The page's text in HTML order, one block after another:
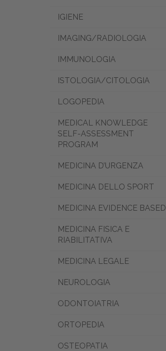
IGIENE
IMAGING/RADIOLOGIA
IMMUNOLOGIA
ISTOLOGIA/CITOLOGIA
LOGOPEDIA
MEDICAL KNOWLEDGE
SELF-ASSESSMENT
PROGRAM
MEDICINA D’URGENZA
MEDICINA DELLO SPORT
MEDICINA EVIDENCE BASED
MEDICINA FISICA E
RIABILITATIVA
MEDICINA LEGALE
NEUROLOGIA
ODONTOIATRIA
ORTOPEDIA
OSTEOPATIA